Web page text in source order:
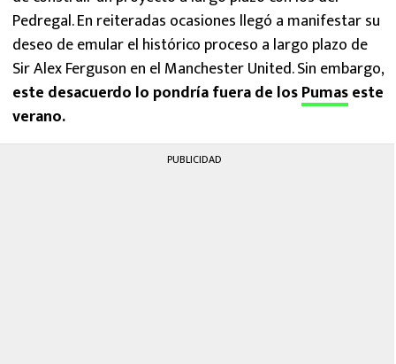
Pedregal. En reiteradas ocasiones llegó a manifestar su
deseo de emular el histórico proceso a largo plazo de
Sir Alex Ferguson en el Manchester United. Sin embargo,
este desacuerdo lo pondría fuera de losPumaseste
verano.
PUBLICIDAD